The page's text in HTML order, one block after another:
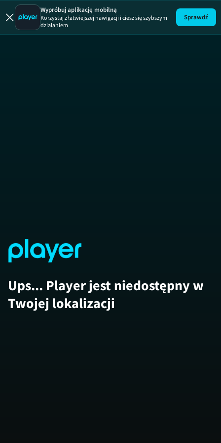
Patent na
Wypróbuj aplikację mobilną
Korzystaj z łatwiejszej nawigacji i ciesz się szybszym
działaniem
Sprawdź
Ups... Player jest niedostępny w
Twojej lokalizacji